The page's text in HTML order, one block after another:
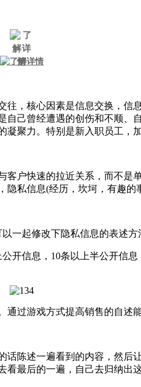
核心因素是信息交换，信
己曾经遭遇的创伤和不顺
聚力。特别是新入职员工，
快速的拉近关系，而不是
私信息(经历，坎坷，有趣的
起修改下隐私信息的表述方
信息，10条以上半公开信
过游戏方式提高销售的自述
述一遍看到的内容，然后
最后的一遍，自己去归纳出